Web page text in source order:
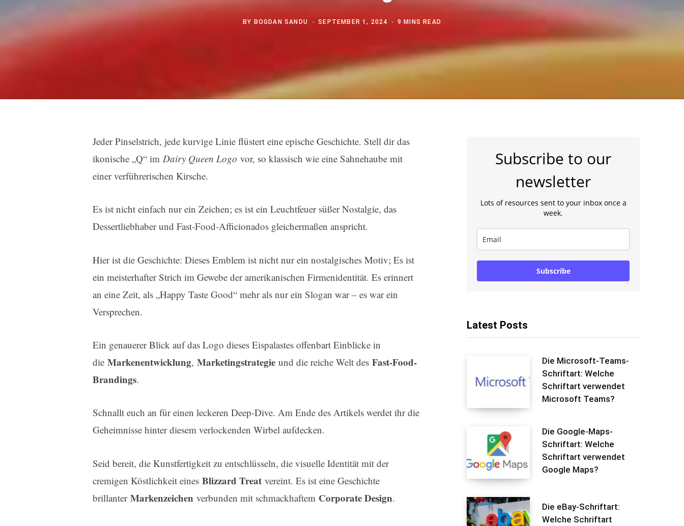
BY BOGDAN SANDU SEPTEMBER 1, 2024 9 MINS READ
Jeder Pinselstrich, jede kurvige Linie flüstert eine epische Geschichte. Stell dir das
ikonische „Q“ im Dairy Queen Logo vor, so klassisch wie eine Sahnehaube mit
einer verführerischen Kirsche.
Es ist nicht einfach nur ein Zeichen; es ist ein Leuchtfeuer süßer Nostalgie, das
Dessertliebhaber und Fast-Food-Afficionados gleichermaßen anspricht.
Hier ist die Geschichte: Dieses Emblem ist nicht nur ein nostalgisches Motiv; Es ist
ein meisterhafter Strich im Gewebe der amerikanischen Firmenidentität. Es erinnert
an eine Zeit, als „Happy Taste Good“ mehr als nur ein Slogan war – es war ein
Versprechen.
Ein genauerer Blick auf das Logo dieses Eispalastes offenbart Einblicke in
die Markenentwicklung, Marketingstrategieund die reiche Welt des Fast-Food-
Brandings.
Schnallt euch an für einen leckeren Deep-Dive. Am Ende des Artikels werdet ihr die
Geheimnisse hinter diesem verlockenden Wirbel aufdecken.
Seid bereit, die Kunstfertigkeit zu entschlüsseln, die visuelle Identität mit der
cremigen Köstlichkeit eines Blizzard Treatvereint. Es ist eine Geschichte
brillanter Markenzeichen verbunden mit schmackhaftem Corporate Design.
Subscribe to our
newsletter
Lots of resources sent to your inbox once a
week.
Subscribe
Latest Posts
Die Microsoft-Teams-
Schriftart: Welche
Schriftart verwendet
Microsoft Teams?
Die Google-Maps-
Schriftart: Welche
Schriftart verwendet
Google Maps?
Die eBay-Schriftart:
Welche Schriftart